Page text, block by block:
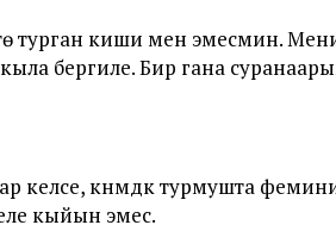
турган киши мен эмесмин.
бергиле. Бир гана
келсе, күнүмдүк турмушта
кыйын эмес.